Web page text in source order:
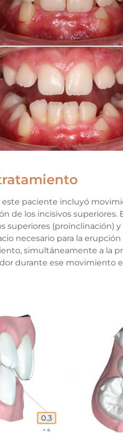
paciente incluyó
de los incisivos
superiores
necesario para la
simultáneamente a la
durante ese movimiento